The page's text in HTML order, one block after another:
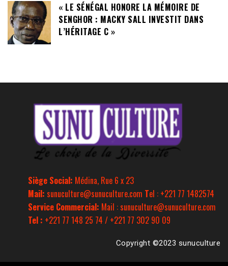
« LE SÉNÉGAL HONORE LA MÉMOIRE DE
SENGHOR : MACKY SALL INVESTIT DANS
L’HÉRITAGE C »
Siège Social: Médina, Rue 6 x 23
Mail: sunuculture@sunuculture.com Tel : +221 77 1482574
Service Commercial: Mail : sunuculture@sunuculture.com
Tel : +221 77 148 25 74 / +221 77 302 90 09
Copyright ©2023 sunuculture